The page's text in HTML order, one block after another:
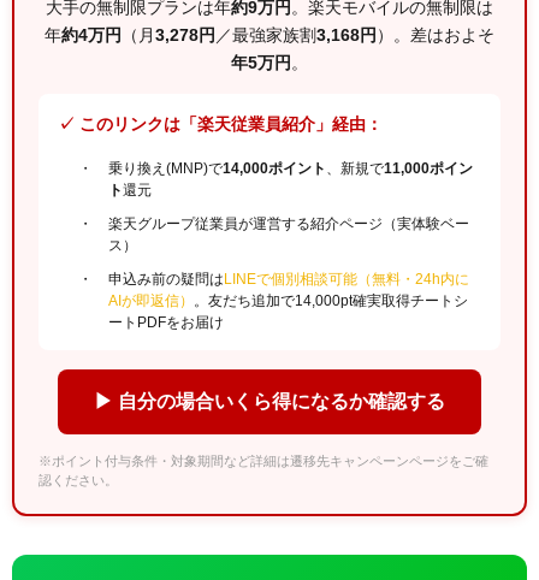
大手の無制限プランは年約9万円。楽天モバイルの無制限は
年約4万円 （月3,278円 ／最強家族割3,168円 ）。差はおよそ
年5万円。
✓ このリンクは「楽天従業員紹介」経由：
乗り換え(MNP)で14,000ポイント 、新規で11,000ポイン
ト還元
楽天グループ従業員が運営する紹介ページ（実体験ベー
ス）
申込み前の疑問は LINEで個別相談可能（無料・24h内に
AIが即返信） 。友だち追加で14,000pt確実取得チートシ
ートPDFをお届け
▶ 自分の場合いくら得になるか確認する
※ポイント付与条件・対象期間など詳細は遷移先キャンペーンページをご確
認ください。